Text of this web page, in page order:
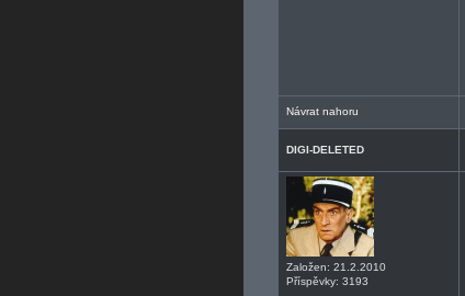
Návrat nahoru
DIGI-DELETED
Založen: 21.2.2010
Příspěvky: 3193